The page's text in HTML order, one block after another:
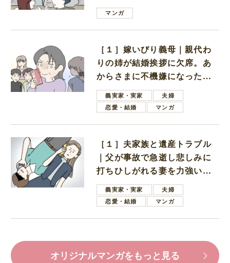
は電車好きの男の子ママ
マンガ
［１］嫁いびり義母｜親代わ
りの姉が結婚挨拶に欠席。あ
からさまに不機嫌になった義
母義実家・実家
夫婦
恋愛・結婚
マンガ
［１］夫家族と遺産トラブル
｜父が事故で急逝し悲しみに
打ちひしがれる妻を力強い言
葉で励ます夫
義実家・実家
夫婦
恋愛・結婚
マンガ
オリジナルマンガをもっと見る